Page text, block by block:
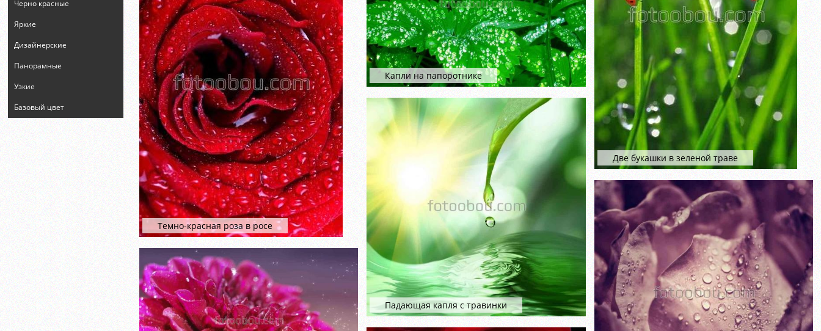
Черно красные
Яркие
Дизайнерские
Панорамные
Узкие
Базовый цвет
Темно-красная роза в росе
Капли на папоротнике
Падающая капля с травинки
Две букашки в зеленой траве